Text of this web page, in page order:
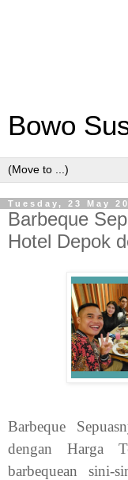
Bowo
Tuesday, 23 May
Barbeque
Hotel Depok
Barbeque
dengan Harga
barbequean